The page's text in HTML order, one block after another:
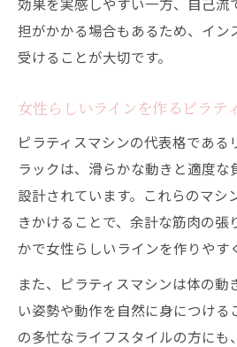
担がかかる場合もあるため、イン
受けることが大切です。
女性らしいラインを作るピラテ
ピラティスマシンの代表格である
ラックは、滑らかな動きと適度な
設計されています。これらのマシ
きかけることで、余計な筋肉の張
かで女性らしいラインを作りやす
また、ピラティスマシンは体の動
い姿勢や動作を自然に身につける
の多忙なライフスタイルの方にも